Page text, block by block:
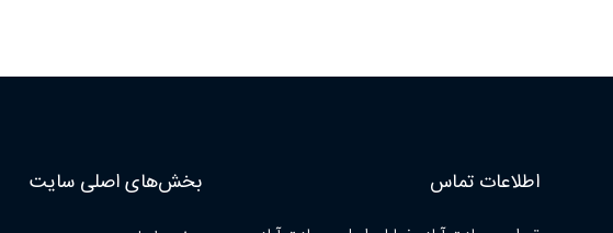
اطلاعات تماس بخش‌های اصلی سایت